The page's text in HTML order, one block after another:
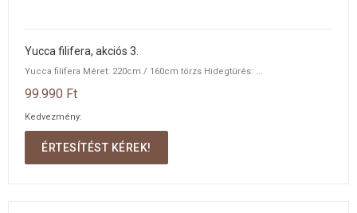
Yucca filifera, akciós 3.
Yucca filifera Méret: 220cm / 160cm törzs Hidegtûrés: ...
99.990 Ft
Kedvezmény:
ÉRTESÍTÉST KÉREK!